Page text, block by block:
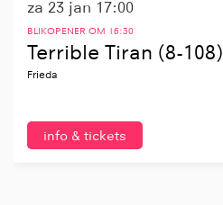
Terrible Tiran (8-108)
Frieda
BLIKOPENER OM 16:30
za 23 jan 17:00
info & tickets